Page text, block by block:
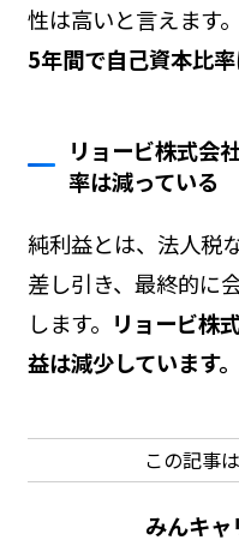
性は高いと言えます。
5年間で自己資本比率
リョービ株式会
率は減っている
純利益とは、法人税
差し引き、最終的に
します。 リョービ株
益は減少しています。
この記事
みんキ